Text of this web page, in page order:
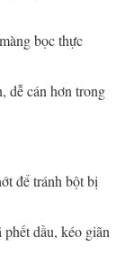
bọc thực
dễ cán hơn trong
để tránh bột bị
dầu, kéo giãn